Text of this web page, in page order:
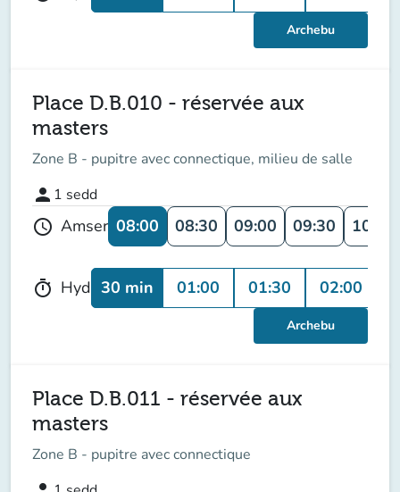
Archebu
Place D.B.010 - réservée aux
masters
Zone B - pupitre avec connectique, milieu de salle
person 1 sedd
schedule Amser 08:00 08:30 09:00 09:30 10:00
timer Hyd 30 min 01:00 01:30 02:00
Archebu
Place D.B.011 - réservée aux
masters
Zone B - pupitre avec connectique